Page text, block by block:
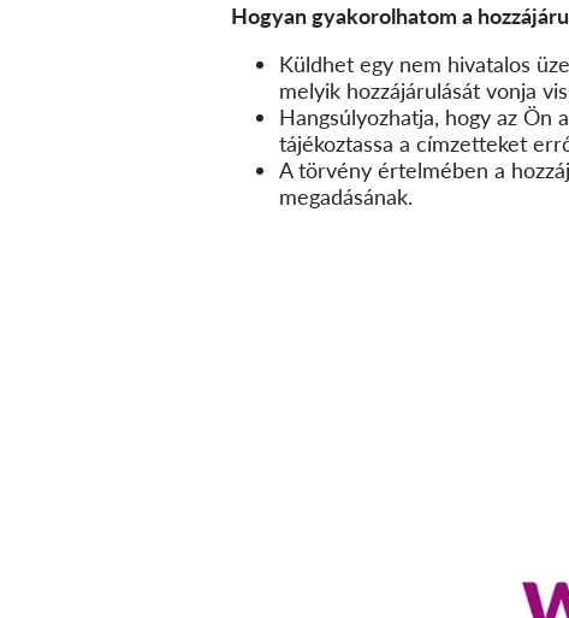
Hogyan gyakorolhatom a
Küldhet egy nem hivatalos
melyik hozzájárulását vonja
Hangsúlyozhatja, hogy az Ön
tájékoztassa a címzetteket
A törvény értelmében a
megadásának.